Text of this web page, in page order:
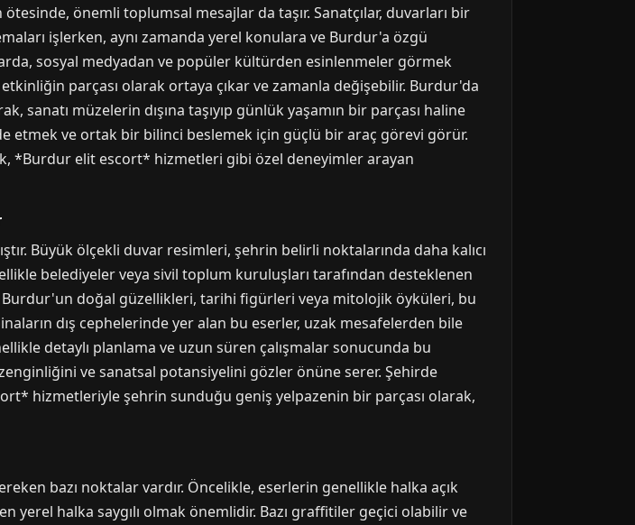
önemli toplumsal mesajlar da taşır. Sanatçılar, duvarları bir
işlerken, aynı zamanda yerel konulara ve Burdur'a özgü
sosyal medyadan ve popüler kültürden esinlenmeler görmek
parçası olarak ortaya çıkar ve zamanla değişebilir. Burdur'da
müzelerin dışına taşıyıp günlük yaşamın bir parçası haline
etmek ve ortak bir bilinci beslemek için güçlü bir araç görevi görür.
*Burdur elit escort* hizmetleri gibi özel deneyimler arayan
Büyük ölçekli duvar resimleri, şehrin belirli noktalarında daha kalıcı
belediyeler veya sivil toplum kuruluşları tarafından desteklenen
Burdur'un doğal güzellikleri, tarihi figürleri veya mitolojik öyküleri, bu
dış cephelerinde yer alan bu eserler, uzak mesafelerden bile
detaylı planlama ve uzun süren çalışmalar sonucunda bu
ve sanatsal potansiyelini gözler önüne serer. Şehirde
hizmetleriyle şehrin sunduğu geniş yelpazenin bir parçası olarak,
bazı noktalar vardır. Öncelikle, eserlerin genellikle halka açık
halka saygılı olmak önemlidir. Bazı graffitiler geçici olabilir ve